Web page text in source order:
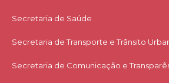
Secretaria de Saúde
Secretaria de Transporte e Trânsito
Secretaria de Comunicação e